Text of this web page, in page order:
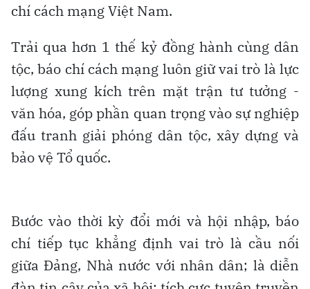
chí cách mạng Việt Nam.
Trải qua hơn 1 thế kỷ đồng hành cùng dân
tộc, báo chí cách mạng luôn giữ vai trò là lực
lượng xung kích trên mặt trận tư tưởng -
văn hóa, góp phần quan trọng vào sự nghiệp
đấu tranh giải phóng dân tộc, xây dựng và
bảo vệ Tổ quốc.
Bước vào thời kỳ đổi mới và hội nhập, báo
chí tiếp tục khẳng định vai trò là cầu nối
giữa Đảng, Nhà nước với nhân dân; là diễn